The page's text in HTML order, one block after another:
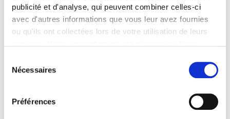
publicité et d'analyse, qui peuvent combiner celles-ci
avec d'autres informations que vous leur avez fournies
ou qu'ils ont collectées lors de votre utilisation de leurs
Nécessaires
Préférences
Cette rencontre a été initiée dans le but de nous
préparer ensemble à accueillir les nombreux
·le savoir-faire
(nos fondamentaux métiers)
(la relation clients/Hospitalité)